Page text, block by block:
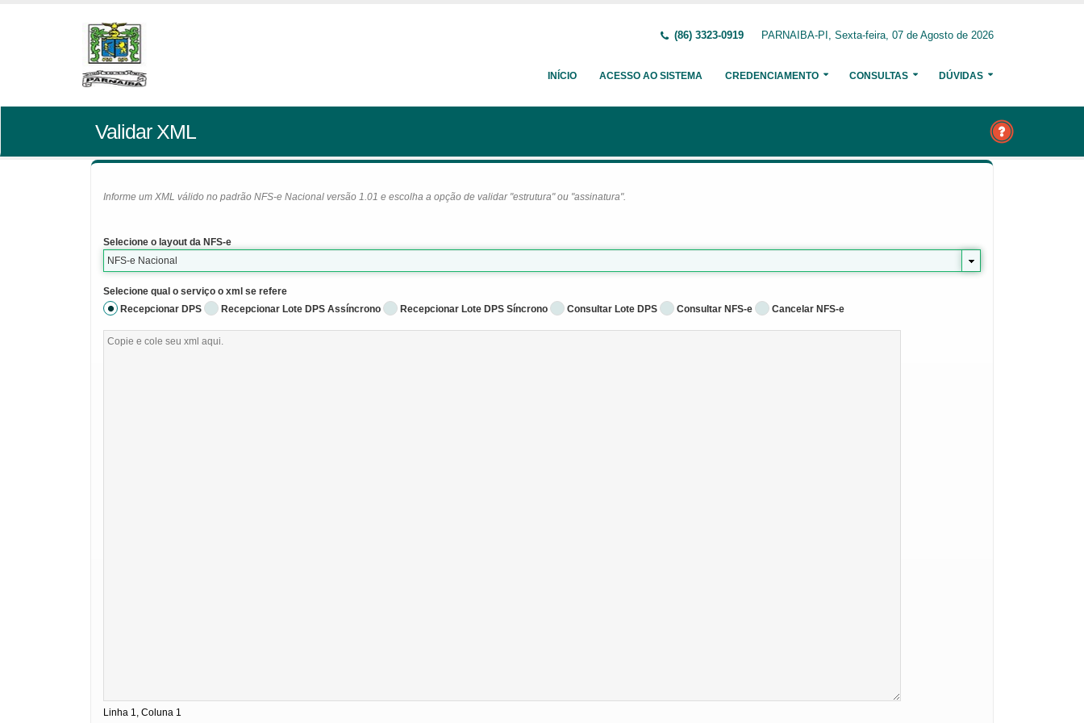
(86) 3323-0919 PARNAIBA-PI, Sexta-feira, 07 de Agosto de 2026
INÍCIO ACESSO AO SISTEMA CREDENCIAMENTO CONSULTAS DÚVIDAS
Validar XML
Informe um XML válido no padrão NFS-e Nacional versão 1.01 e escolha a opção de validar "estrutura" ou "assinatura".
Selecione o layout da NFS-e
NFS-e Nacional
Selecione qual o serviço o xml se refere
Recepcionar DPS
Recepcionar Lote DPS Assíncrono Recepcionar Lote DPS Síncrono Consultar Lote DPS Consultar NFS-e Cancelar NFS-e
Linha 1, Coluna 1